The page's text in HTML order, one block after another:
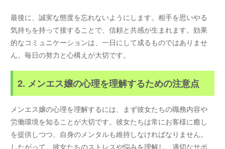
最後に、誠実な態度を忘れないようにします。相手を思いやる
気持ちを持って接することで、信頼と共感が生まれます。効果
的なコミュニケーションは、一日にして成るものではありませ
ん。毎日の努力と心構えが大切です。
2. メンエス嬢の心理を理解するための注意点
メンエス嬢の心理を理解するには、まず彼女たちの職務内容や
労働環境を知ることが大切です。彼女たちは常にお客様に癒し
を提供しつつ、自身のメンタルも維持しなければなりません。
したがって、彼女たちのストレスや悩みを理解し、適切なサポ